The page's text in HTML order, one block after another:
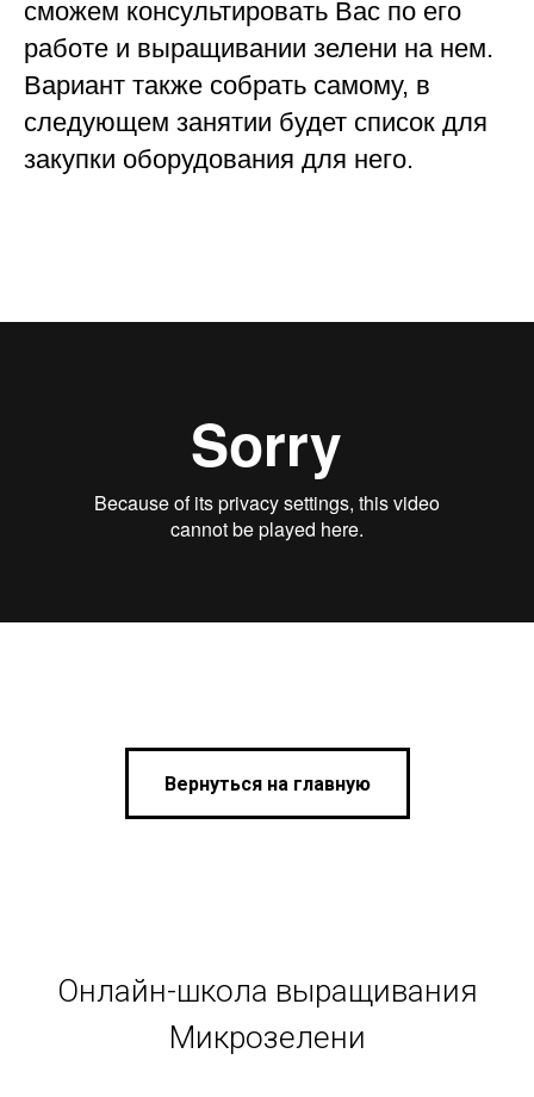
сможем консультировать Вас по его
работе и выращивании зелени на нем.
Вариант также собрать самому, в
следующем занятии будет список для
закупки оборудования для него.
Вернуться на главную
Онлайн-школа выращивания
Микрозелени